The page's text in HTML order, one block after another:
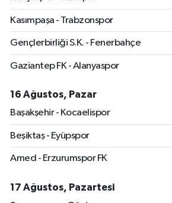
Gençlerbirliği S.K. - Fenerbahçe
Gaziantep FK - Alanyaspor
16 Ağustos, Pazar
Başakşehir - Kocaelispor
Beşiktaş - Eyüpspor
Amed - Erzurumspor FK
17 Ağustos, Pazartesi
Samsunspor - Göztepe